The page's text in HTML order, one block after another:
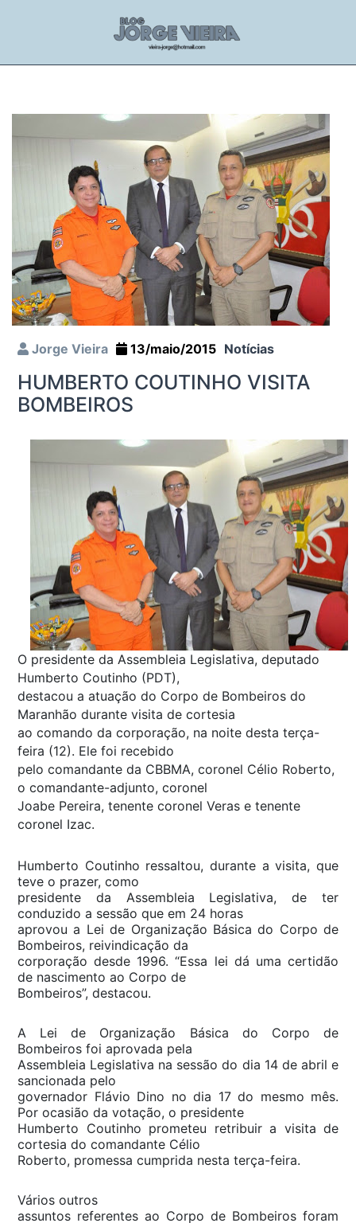
Jorge Vieira 13/maio/2015 Notícias
HUMBERTO COUTINHO VISITA
BOMBEIROS
O presidente da Assembleia Legislativa, deputado
Humberto Coutinho (PDT),
destacou a atuação do Corpo de Bombeiros do
Maranhão durante visita de cortesia
ao comando da corporação, na noite desta terça-
feira (12). Ele foi recebido
pelo comandante da CBBMA, coronel Célio Roberto,
o comandante-adjunto, coronel
Joabe Pereira, tenente coronel Veras e tenente
coronel Izac.
Humberto Coutinho ressaltou, durante a visita, que
teve o prazer, como
presidente da Assembleia Legislativa, de ter
conduzido a sessão que em 24 horas
aprovou a Lei de Organização Básica do Corpo de
Bombeiros, reivindicação da
corporação desde 1996. “Essa lei dá uma certidão
de nascimento ao Corpo de
Bombeiros”, destacou.
A Lei de Organização Básica do Corpo de
Bombeiros foi aprovada pela
Assembleia Legislativa na sessão do dia 14 de abril e
sancionada pelo
governador Flávio Dino no dia 17 do mesmo mês.
Por ocasião da votação, o presidente
Humberto Coutinho prometeu retribuir a visita de
cortesia do comandante Célio
Roberto, promessa cumprida nesta terça-feira.
Vários outros
assuntos referentes ao Corpo de Bombeiros foram